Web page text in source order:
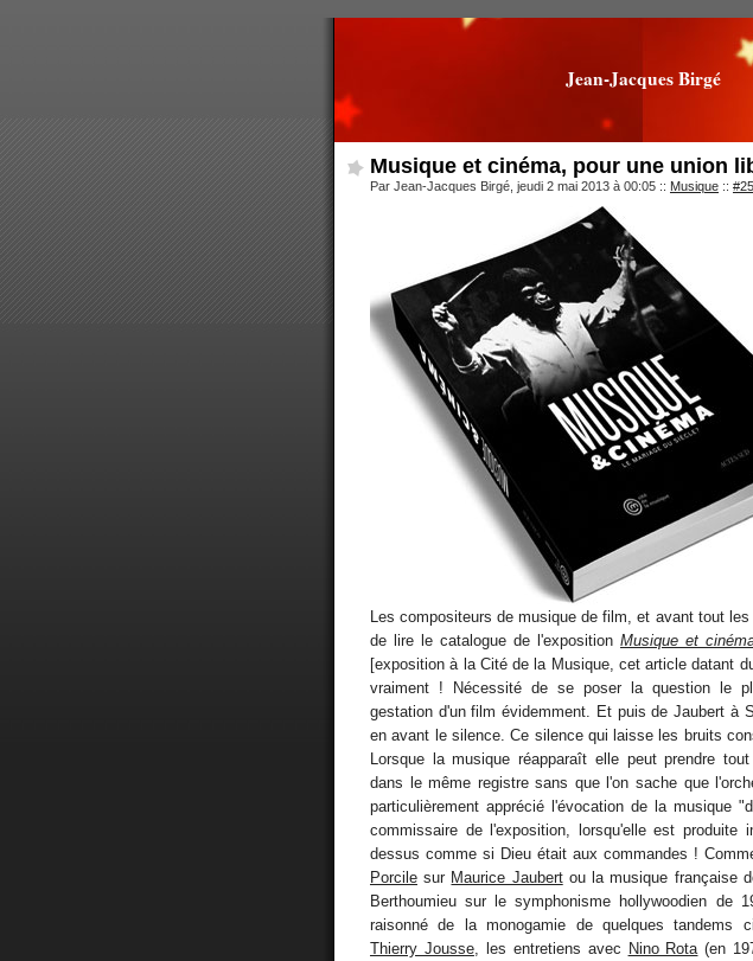
Jean-Jacques Birgé
Musique et cinéma, pour une union
Par Jean-Jacques Birgé, jeudi 2 mai 2013 à 00:05 :: Musique ::
Les compositeurs de musique de film, et avant tout
de lire le catalogue de l'exposition Musique et
[exposition à la Cité de la Musique, cet article datant
vraiment ! Nécessité de se poser la question le
gestation d'un film évidemment. Et puis de Jaubert à
en avant le silence. Ce silence qui laisse les bruits
Lorsque la musique réapparaît elle peut prendre
dans le même registre sans que l'on sache que
particulièrement apprécié l'évocation de la musique
commissaire de l'exposition, lorsqu'elle est produite
dessus comme si Dieu était aux commandes !
Porcile sur Maurice Jaubertou la musique française
Berthoumieu sur le symphonisme hollywoodien de
raisonné de la monogamie de quelques tandems
Thierry Jousse, les entretiens avec Nino Rota (en